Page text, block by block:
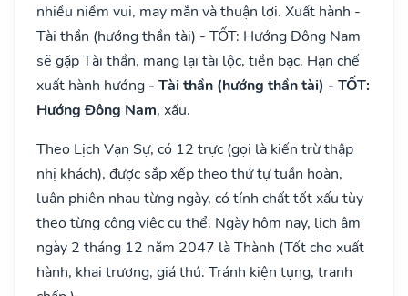
nhiều niềm vui, may mắn và thuận lợi. Xuất hành -
Tài thần (hướng thần tài) - TỐT: Hướng Đông Nam
sẽ gặp Tài thần, mang lại tài lộc, tiền bạc. Hạn chế
xuất hành hướng - Tài thần (hướng thần tài) - TỐT:
Hướng Đông Nam, xấu.
Theo Lịch Vạn Sự, có 12 trực (gọi là kiến trừ thập
nhị khách), được sắp xếp theo thứ tự tuần hoàn,
luân phiên nhau từng ngày, có tính chất tốt xấu tùy
theo từng công việc cụ thể. Ngày hôm nay, lịch âm
ngày 2 tháng 12 năm 2047 là Thành (Tốt cho xuất
hành, khai trương, giá thú. Tránh kiện tụng, tranh